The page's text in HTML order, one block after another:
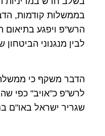
בממשלות קודמות,
הרש"פ ויפגע בתיאום
לבין מנגנוני
הדבר משקף כי
לרש"פ כ"אויב" כפי
שגריר ישראל באו"ם